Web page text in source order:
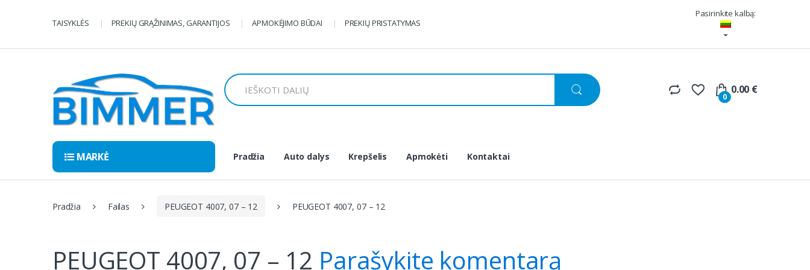
TAISYKLĖS PREKIŲ GRĄŽINIMAS, GARANTIJOS APMOKĖJIMO BŪDAI PREKIŲ PRISTATYMAS
Pasirinkite kalbą:
Ieškoti:
0
0.00 €
MARKĖ Pradžia Auto dalys Krepšelis Apmokėti Kontaktai
Pradžia Failas PEUGEOT 4007, 07 – 12 PEUGEOT 4007, 07 – 12
PEUGEOT 4007, 07 – 12 Parašykite komentarą